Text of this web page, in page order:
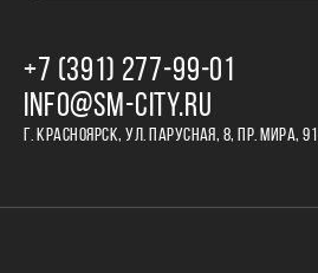
+7 (391) 277‒99‒01
INFO@SM-CITY.RU
Г. КРАСНОЯРСК, УЛ. ПАРУСНАЯ, 8, ПР. МИРА, 91